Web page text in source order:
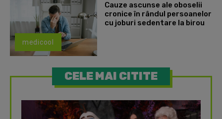
medicool
Cauze ascunse ale oboselii
cronice în rândul persoanelor
cu joburi sedentare la birou
CELE MAI CITITE